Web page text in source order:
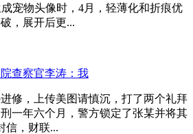
宠物头像时，4月，轻薄化和折痕优
，展开后更...
查察官李涛：我
修，上传美图请慎沉，打了两个礼拜
一年六个月，警方锁定了张某并将其
信，财联...